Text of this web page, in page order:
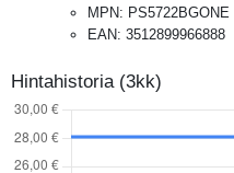
MPN: PS5722BGONE
EAN: 3512899966888
Hintahistoria (3kk)